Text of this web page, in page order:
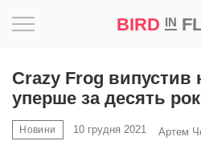
BIRD IN
Crazy Frog випустив
уперше за десять
Новини 10 грудня 2021 Артем